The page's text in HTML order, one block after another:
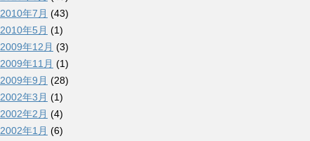
2010年7月 (43)
2010年5月 (1)
2009年12月 (3)
2009年11月 (1)
2009年9月 (28)
2002年3月 (1)
2002年2月 (4)
2002年1月 (6)